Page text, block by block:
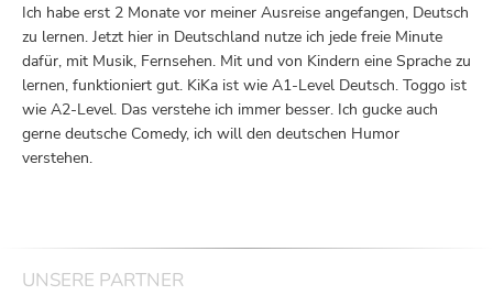
Ich habe erst 2 Monate vor meiner Ausreise angefangen, Deutsch
zu lernen. Jetzt hier in Deutschland nutze ich jede freie Minute
dafür, mit Musik, Fernsehen. Mit und von Kindern eine Sprache zu
lernen, funktioniert gut. KiKa ist wie A1-Level Deutsch. Toggo ist
wie A2-Level. Das verstehe ich immer besser. Ich gucke auch
gerne deutsche Comedy, ich will den deutschen Humor
verstehen.
UNSERE PARTNER